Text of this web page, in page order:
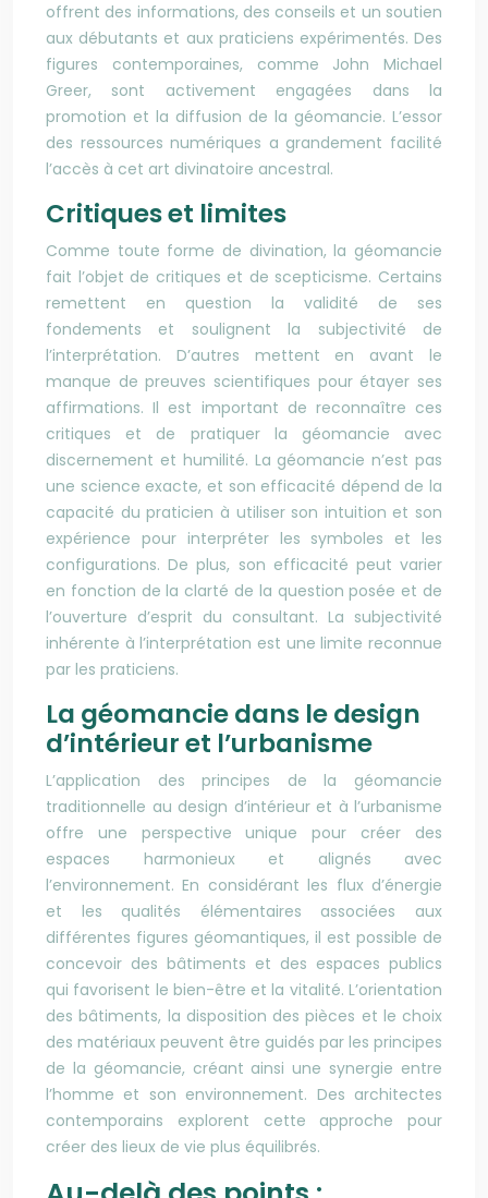
offrent des informations, des conseils et un soutien
aux débutants et aux praticiens expérimentés. Des
figures contemporaines, comme John Michael
Greer, sont activement engagées dans la
promotion et la diffusion de la géomancie. L’essor
des ressources numériques a grandement facilité
l’accès à cet art divinatoire ancestral.
Critiques et limites
Comme toute forme de divination, la géomancie
fait l’objet de critiques et de scepticisme. Certains
remettent en question la validité de ses
fondements et soulignent la subjectivité de
l’interprétation. D’autres mettent en avant le
manque de preuves scientifiques pour étayer ses
affirmations. Il est important de reconnaître ces
critiques et de pratiquer la géomancie avec
discernement et humilité. La géomancie n’est pas
une science exacte, et son efficacité dépend de la
capacité du praticien à utiliser son intuition et son
expérience pour interpréter les symboles et les
configurations. De plus, son efficacité peut varier
en fonction de la clarté de la question posée et de
l’ouverture d’esprit du consultant. La subjectivité
inhérente à l’interprétation est une limite reconnue
par les praticiens.
La géomancie dans le design
d’intérieur et l’urbanisme
L’application des principes de la géomancie
traditionnelle au design d’intérieur et à l’urbanisme
offre une perspective unique pour créer des
espaces harmonieux et alignés avec
l’environnement. En considérant les flux d’énergie
et les qualités élémentaires associées aux
différentes figures géomantiques, il est possible de
concevoir des bâtiments et des espaces publics
qui favorisent le bien-être et la vitalité. L’orientation
des bâtiments, la disposition des pièces et le choix
des matériaux peuvent être guidés par les principes
de la géomancie, créant ainsi une synergie entre
l’homme et son environnement. Des architectes
contemporains explorent cette approche pour
créer des lieux de vie plus équilibrés.